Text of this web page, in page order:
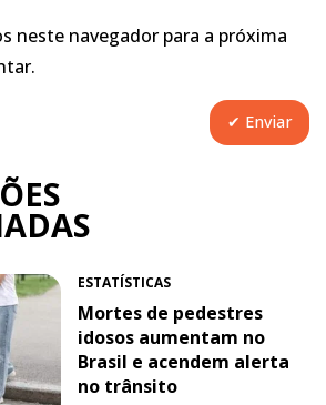
neste navegador para a próxima
ESTATÍSTICAS
Mortes de pedestres
idosos aumentam no
Brasil e acendem alerta
no trânsito